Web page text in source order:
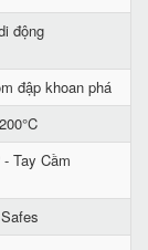
động
đập khoan phá
Tay Cầm